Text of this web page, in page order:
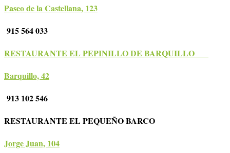
Paseo de la Castellana, 123
915 564 033
RESTAURANTE EL PEPINILLO DE BARQUILLO
Barquillo, 42
913 102 546
RESTAURANTE EL PEQUEÑO BARCO
Jorge Juan, 104